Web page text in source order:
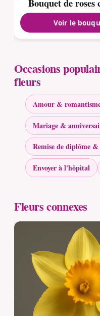
Voir le
Occasions
fleurs
Amour &
Mariage &
Remise de diplôme &
Envoyer à l'hôpital
Fleurs connexes